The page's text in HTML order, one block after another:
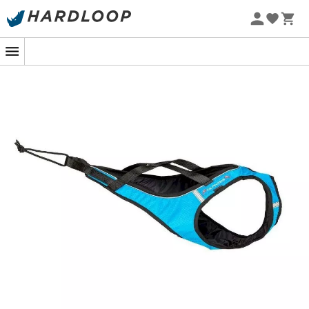
Zomeraanbiedingen 🔥 -5% EXTRA vanaf 2 producten* met
voor honden met een klassieke lichaamsbouw zoals de
noordelijke rassen, herders en retrievers. Het biedt een
luchtwegen, terwijl de interscapulaire steun en de
halsomtrek die de schouders vrijlaten zorgen voor
maximale bewegingsvrijheid. Gemaakt van slijtvast
Hexaline-buitenweefsel, is het Inslandis Storm
hondentuig ook voorzien van reflecterende banden over
de gehele lengte voor betere zichtbaarheid van uw
hond, en kan het in water worden gedompeld om uw